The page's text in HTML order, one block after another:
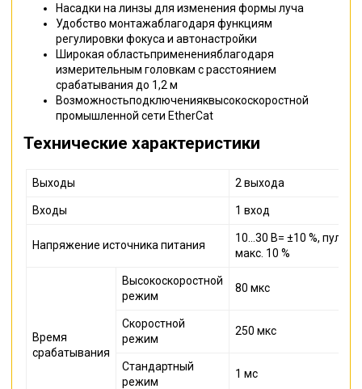
Насадки на линзы для изменения формы луча
Удобство монтажаблагодаря функциям
регулировки фокуса и автонастройки
Широкая областьпримененияблагодаря
измерительным головкам с расстоянием
срабатывания до 1,2 м
Возможностьподключенияквысокоскоростной
промышленной сети EtherCat
Технические характеристики
Выходы 2 выхода
Входы 1 вход
Напряжение источника питания
10...30 В= ±10 %,
макс. 10 %
Время
срабатывания
Высокоскоростной
режим
80 мкс
Скоростной
режим
250 мкс
Стандартный
режим
1 мс